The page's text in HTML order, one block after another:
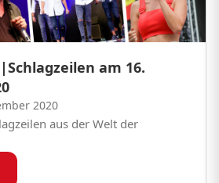
am 16.
2020
aus der Welt der